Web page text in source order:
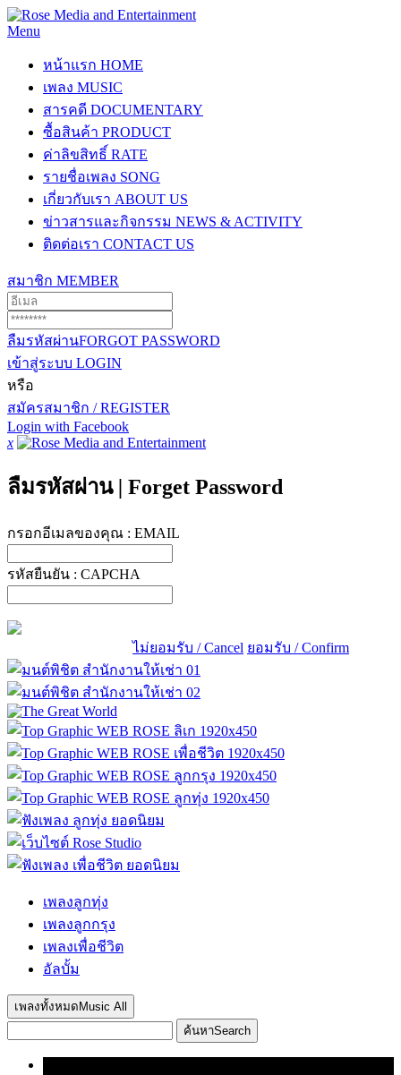
Menu
หน้าแรก HOME
เพลง MUSIC
สารคดี DOCUMENTARY
ซื้อสินค้า PRODUCT
ค่าลิขสิทธิ์ RATE
รายชื่อเพลง SONG
เกี่ยวกับเรา ABOUT US
ข่าวสารและกิจกรรม NEWS & ACTIVITY
ติดต่อเรา CONTACT US
สมาชิก MEMBER
ลืมรหัสผ่านFORGOT PASSWORD
เข้าสู่ระบบ LOGIN
หรือ
สมัครสมาชิก / REGISTER
Login with Facebook
x
ลืมรหัสผ่าน | Forget Password
กรอกอีเมลของคุณ : EMAIL
รหัสยืนยัน : CAPCHA
ไม่ยอมรับ / Cancel ยอมรับ / Confirm
เพลงลูกทุ่ง
เพลงลูกกรุง
เพลงเพื่อชีวิต
อัลบั้ม
เพลงทั้งหมด Music All
ค้นหาSearch